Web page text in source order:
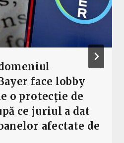
face lobby
o protecție de
ce juriul a dat
afectate de